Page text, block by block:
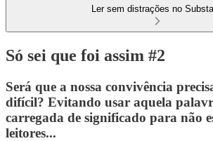
Ler sem distrações no
Só sei que foi assim #2
Será que a nossa convivência
difícil? Evitando usar aquela
carregada de significado para não
leitores...